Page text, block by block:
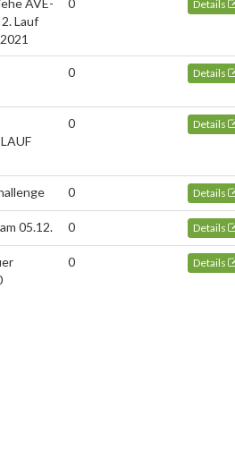
AVE-
Lauf
0 Details
0 Details
0 Details
0 Details
05.12. 0 Details
0 Details